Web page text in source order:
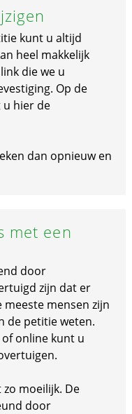
kunt u altijd
heel makkelijk
die we u
Op de
u hier de
dan opnieuw en
met een
door
zijn dat er
mensen zijn
de petitie weten.
online kunt u
moeilijk. De
door